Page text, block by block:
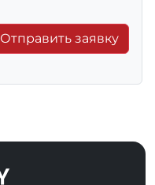
Отправить заявку